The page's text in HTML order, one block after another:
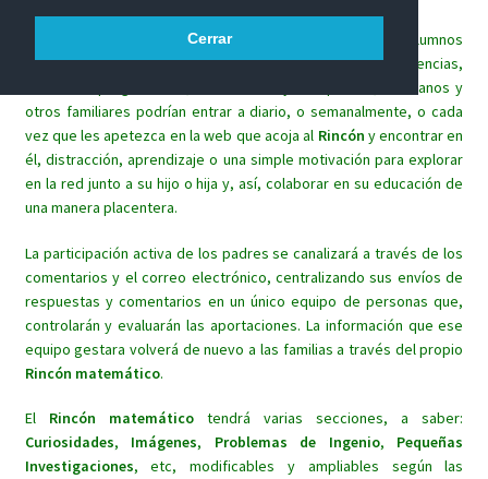
Cerrar
PROBLEMAS INTERACTIVOS
Este espacio lúdico trata de implicar a las familias de los alumnos
en el aprendizaje de las matemáticas de sus hijos. Sin exigencias,
sin tareas programadas, los alumnos y sus padres, hermanos y
otros familiares podrían entrar a diario, o semanalmente, o cada
vez que les apetezca en la web que acoja al Rincón y encontrar en
él, distracción, aprendizaje o una simple motivación para explorar
en la red junto a su hijo o hija y, así, colaborar en su educación de
una manera placentera.
La participación activa de los padres se canalizará a través de los
comentarios y el correo electrónico, centralizando sus envíos de
respuestas y comentarios en un único equipo de personas que,
controlarán y evaluarán las aportaciones. La información que ese
equipo gestara volverá de nuevo a las familias a través del propio
Rincón matemático.
El Rincón matemáticotendrá varias secciones, a saber:
Curiosidades, Imágenes, Problemas de Ingenio, Pequeñas
Investigaciones, etc, modificables y ampliables según las